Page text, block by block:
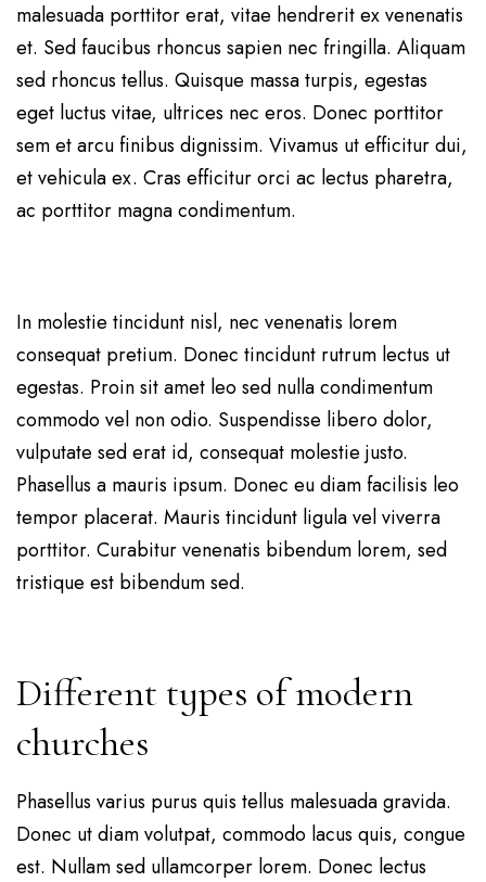
malesuada porttitor erat, vitae hendrerit ex venenatis
et. Sed faucibus rhoncus sapien nec fringilla. Aliquam
sed rhoncus tellus. Quisque massa turpis, egestas
eget luctus vitae, ultrices nec eros. Donec porttitor
sem et arcu finibus dignissim. Vivamus ut efficitur dui,
et vehicula ex. Cras efficitur orci ac lectus pharetra,
ac porttitor magna condimentum.
In molestie tincidunt nisl, nec venenatis lorem
consequat pretium. Donec tincidunt rutrum lectus ut
egestas. Proin sit amet leo sed nulla condimentum
commodo vel non odio. Suspendisse libero dolor,
vulputate sed erat id, consequat molestie justo.
Phasellus a mauris ipsum. Donec eu diam facilisis leo
tempor placerat. Mauris tincidunt ligula vel viverra
porttitor. Curabitur venenatis bibendum lorem, sed
tristique est bibendum sed.
Different types of modern
churches
Phasellus varius purus quis tellus malesuada gravida.
Donec ut diam volutpat, commodo lacus quis, congue
est. Nullam sed ullamcorper lorem. Donec lectus